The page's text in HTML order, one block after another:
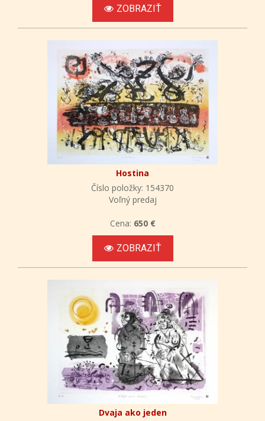
ZOBRAZIŤ
Hostina
Číslo položky: 154370
Voľný predaj
Cena: 650 €
ZOBRAZIŤ
Dvaja ako jeden